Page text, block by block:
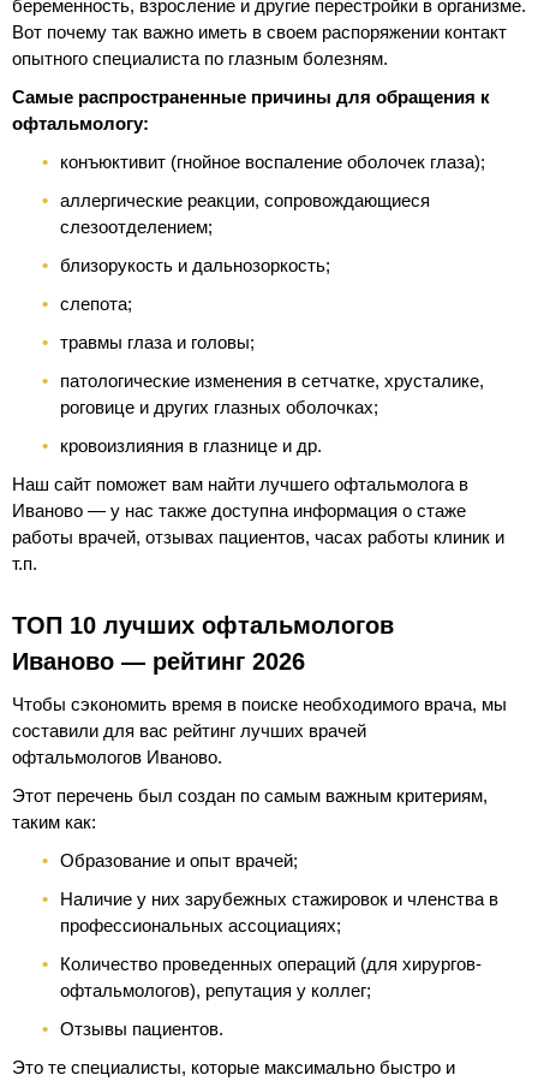
беременность, взросление и другие перестройки в организме.
Вот почему так важно иметь в своем распоряжении контакт
опытного специалиста по глазным болезням.
Самые распространенные причины для обращения к
офтальмологу:
конъюктивит (гнойное воспаление оболочек глаза);
аллергические реакции, сопровождающиеся
слезоотделением;
близорукость и дальнозоркость;
слепота;
травмы глаза и головы;
патологические изменения в сетчатке, хрусталике,
роговице и других глазных оболочках;
кровоизлияния в глазнице и др.
Наш сайт поможет вам найти лучшего офтальмолога в
Иваново — у нас также доступна информация о стаже
работы врачей, отзывах пациентов, часах работы клиник и
т.п.
ТОП 10 лучших офтальмологов
Иваново — рейтинг 2026
Чтобы сэкономить время в поиске необходимого врача, мы
составили для вас рейтинг лучших врачей
офтальмологов Иваново.
Этот перечень был создан по самым важным критериям,
таким как:
Образование и опыт врачей;
Наличие у них зарубежных стажировок и членства в
профессиональных ассоциациях;
Количество проведенных операций (для хирургов-
офтальмологов), репутация у коллег;
Отзывы пациентов.
Это те специалисты, которые максимально быстро и